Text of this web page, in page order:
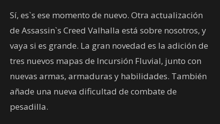
Sí, es`s ese momento de nuevo. Otra actualización
de Assassin`s Creed Valhalla está sobre nosotros, y
vaya si es grande. La gran novedad es la adición de
tres nuevos mapas de Incursión Fluvial, junto con
nuevas armas, armaduras y habilidades. También
añade una nueva dificultad de combate de
pesadilla.